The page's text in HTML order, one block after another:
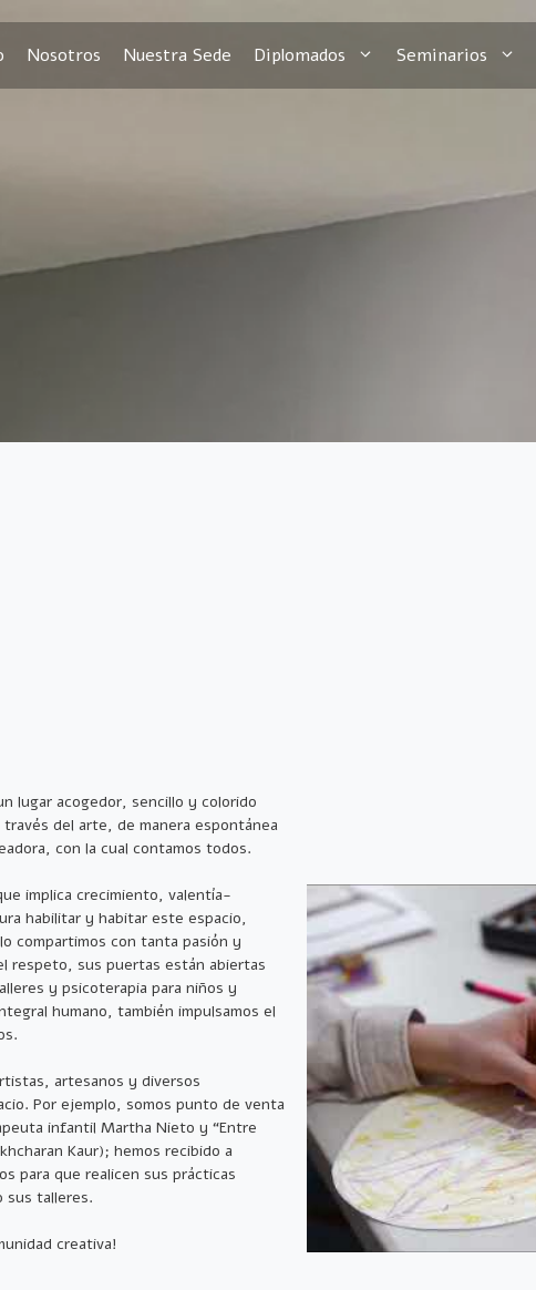
Nosotros Nuestra Sede Diplomados Seminarios
lugar acogedor, sencillo y colorido
del arte, de manera espontánea
con la cual contamos todos.
implica crecimiento, valentía-
habilitar y habitar este espacio,
compartimos con tanta pasión y
respeto, sus puertas están abiertas
y psicoterapia para niños y
humano, también impulsamos el
artesanos y diversos
Por ejemplo, somos punto de venta
infantil Martha Nieto y “Entre
Kaur); hemos recibido a
para que realicen sus prácticas
sus talleres.
creativa!